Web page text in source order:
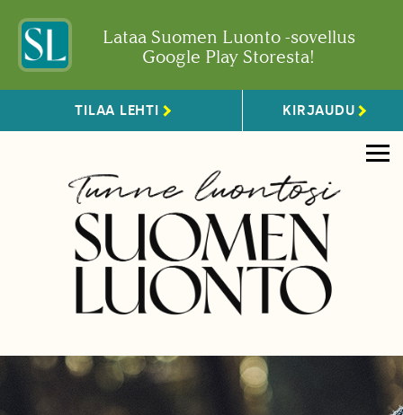
Lataa Suomen Luonto -sovellus
Google Play Storesta!
TILAA LEHTI KIRJAUDU